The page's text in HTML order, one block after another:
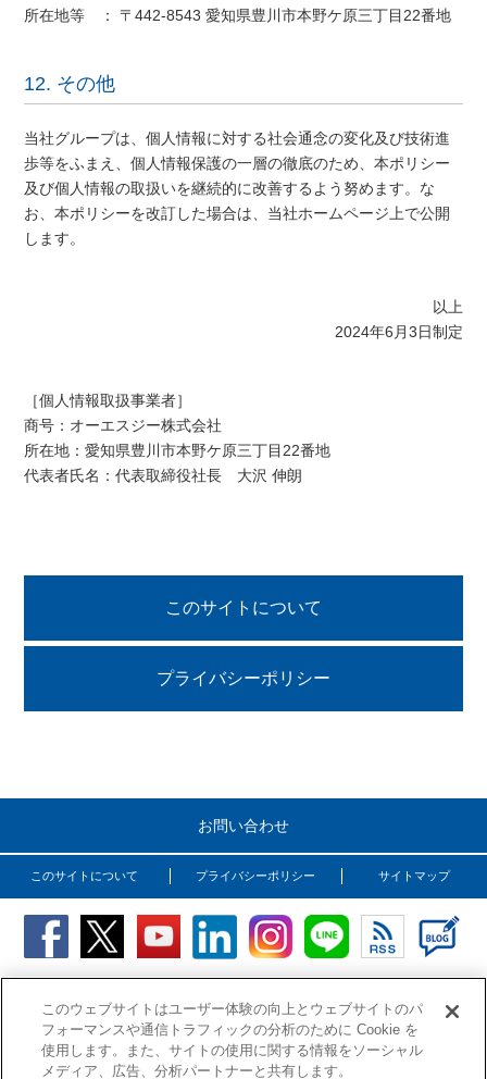
所在地等 ： 〒442-8543 愛知県豊川市本野ケ原三丁目22番地
12. その他
当社グループは、個人情報に対する社会通念の変化及び技術進
歩等をふまえ、個人情報保護の一層の徹底のため、本ポリシー
及び個人情報の取扱いを継続的に改善するよう努めます。な
お、本ポリシーを改訂した場合は、当社ホームページ上で公開
します。
以上
2024年6月3日制定
［個人情報取扱事業者］
商号：オーエスジー株式会社
所在地：愛知県豊川市本野ケ原三丁目22番地
代表者氏名：代表取締役社長 大沢 伸朗
このサイトについて
プライバシーポリシー
お問い合わせ
このサイトについて プライバシーポリシー サイトマップ
Copyright (C) OSG Corporation. All rights reserved.
このウェブサイトはユーザー体験の向上とウェブサイトのパ
フォーマンスや通信トラフィックの分析のために Cookie を
使用します。また、サイトの使用に関する情報をソーシャル
メディア、広告、分析パートナーと共有します。